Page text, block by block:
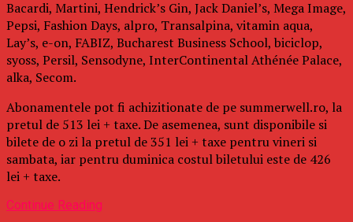
Bacardi, Martini, Hendrick’s Gin, Jack Daniel’s, Mega Image,
Pepsi, Fashion Days, alpro, Transalpina, vitamin aqua,
Lay’s, e-on, FABIZ, Bucharest Business School, biciclop,
syoss, Persil, Sensodyne, InterContinental Athénée Palace,
alka, Secom.
Abonamentele pot fi achizitionate de pe summerwell.ro, la
pretul de 513 lei + taxe. De asemenea, sunt disponibile si
bilete de o zi la pretul de 351 lei + taxe pentru vineri si
sambata, iar pentru duminica costul biletului este de 426
lei + taxe.
Continue Reading